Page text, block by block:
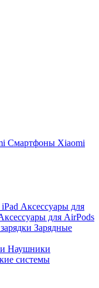
Смартфоны Xiaomi
Аксессуары для
для AirPods
Зарядные
Наушники
системы